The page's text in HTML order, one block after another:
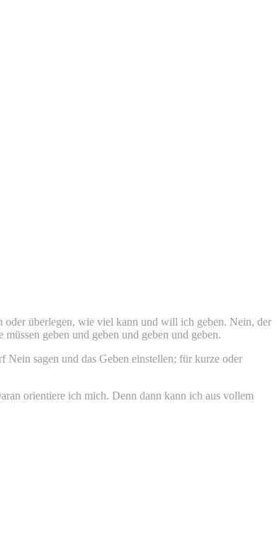
oder überlegen, wie viel kann und will ich geben. Nein, der
geben und geben und geben und geben.
sagen und das Geben einstellen; für kurze oder
orientiere ich mich. Denn dann kann ich aus vollem